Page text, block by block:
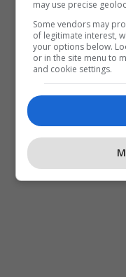
may use precise
Some vendors may
of legitimate interest,
your options below.
or in the site menu to
and cookie settings.